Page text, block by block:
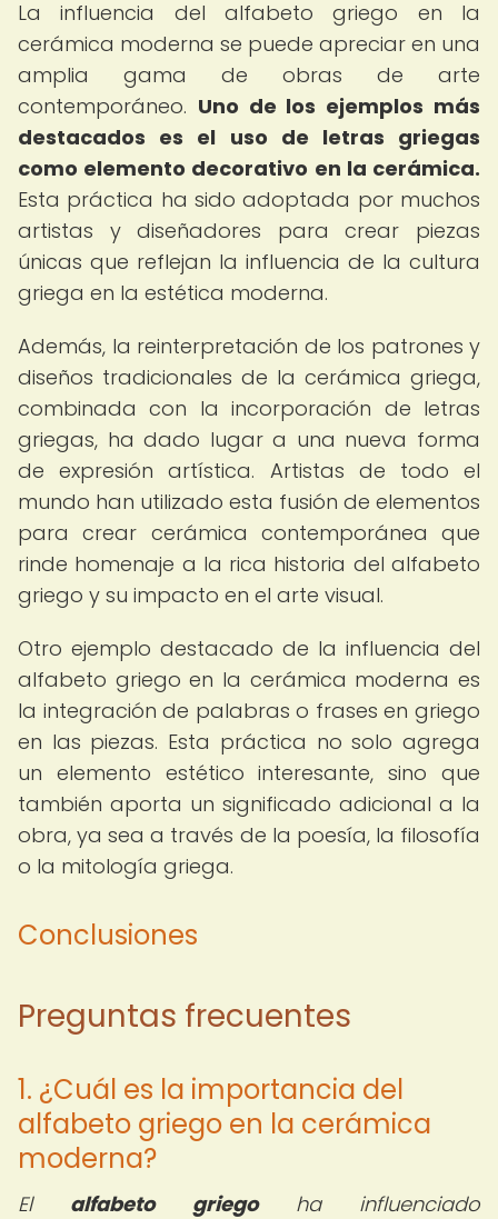
La influencia del alfabeto griego en la
cerámica moderna se puede apreciar en una
amplia gama de obras de arte
contemporáneo. Uno de los ejemplos más
destacados es el uso de letras griegas
como elemento decorativo en la cerámica.
Esta práctica ha sido adoptada por muchos
artistas y diseñadores para crear piezas
únicas que reflejan la influencia de la cultura
griega en la estética moderna.
Además, la reinterpretación de los patrones y
diseños tradicionales de la cerámica griega,
combinada con la incorporación de letras
griegas, ha dado lugar a una nueva forma
de expresión artística. Artistas de todo el
mundo han utilizado esta fusión de elementos
para crear cerámica contemporánea que
rinde homenaje a la rica historia del alfabeto
griego y su impacto en el arte visual.
Otro ejemplo destacado de la influencia del
alfabeto griego en la cerámica moderna es
la integración de palabras o frases en griego
en las piezas. Esta práctica no solo agrega
un elemento estético interesante, sino que
también aporta un significado adicional a la
obra, ya sea a través de la poesía, la filosofía
o la mitología griega.
Conclusiones
Preguntas frecuentes
1. ¿Cuál es la importancia del
alfabeto griego en la cerámica
moderna?
El alfabeto griegoha influenciado